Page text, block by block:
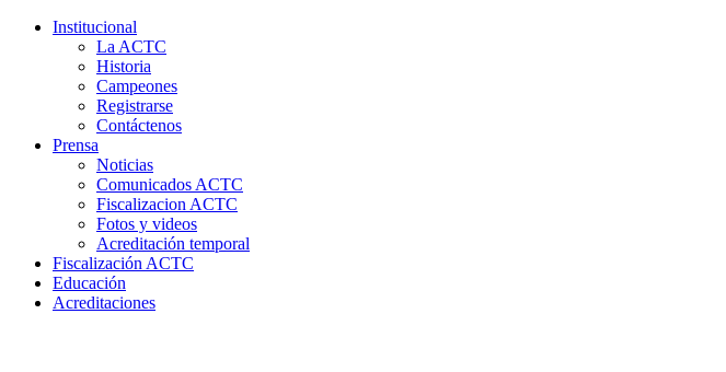
Institucional
La ACTC
Historia
Campeones
Registrarse
Contáctenos
Prensa
Noticias
Comunicados ACTC
Fiscalizacion ACTC
Fotos y videos
Acreditación temporal
Fiscalización ACTC
Educación
Acreditaciones